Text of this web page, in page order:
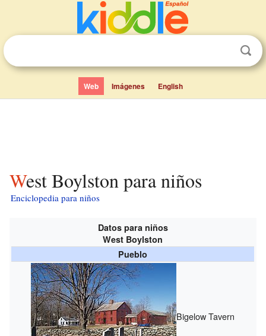
Web Imágenes English
West Boylston para niños
Enciclopedia para niños
Datos para niños
West Boylston
Pueblo
Bigelow Tavern